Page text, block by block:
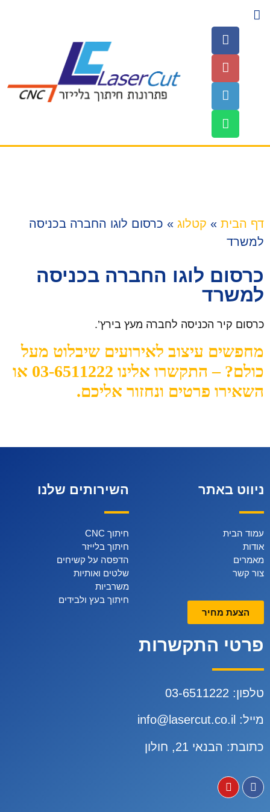
דף הבית » קטלוג » כרסום לוגו החברה בכניסה
למשרד
כרסום לוגו החברה בכניסה
למשרד
כרסום קיר הכניסה לחברה מעץ בירץ’.
מחפשים עיצוב לאירועים שיבלוט מעל
כולם? – התקשרו אלינו 03-6511222 או
השאירו פרטים ונחזור אליכם.
ניווט באתר
עמוד הבית
אודות
מאמרים
צור קשר
הצעת מחיר
השירותים שלנו
חיתוך CNC
חיתוך בלייזר
הדפסה על קשיחים
שלטים ואותיות
משרביות
חיתוך בעץ ולבידים
פרטי התקשרות
טלפון: 03-6511222
מייל: info@lasercut.co.il
כתובת: הבנאי 21, חולון